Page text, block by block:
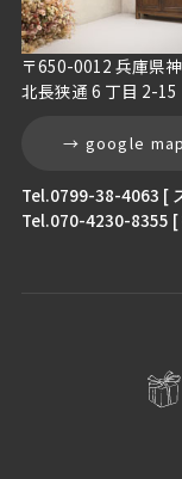
〒650-0012 兵庫県
北長狭通 6 丁目 2-
→ google
Tel.0799-38-4063 [
Tel.070-4230-8355 [